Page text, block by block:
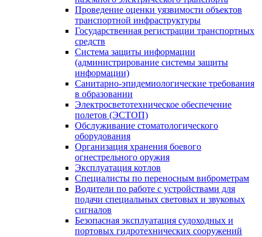
Проведение оценки уязвимости объектов
транспортной инфраструктуры
Государственная регистрации транспортных
средств
Система защиты информации
(администрирование системы защиты
информации)
Санитарно-эпидемиологические требования
в образовании
Электросветотехническое обеспечение
полетов (ЭСТОП)
Обслуживание стоматологического
оборудования
Организация хранения боевого
огнестрельного оружия
Эксплуатация котлов
Специалисты по переносным виброметрам
Водители по работе с устройствами для
подачи специальных световых и звуковых
сигналов
Безопасная эксплуатация судоходных и
портовых гидротехнических сооружений